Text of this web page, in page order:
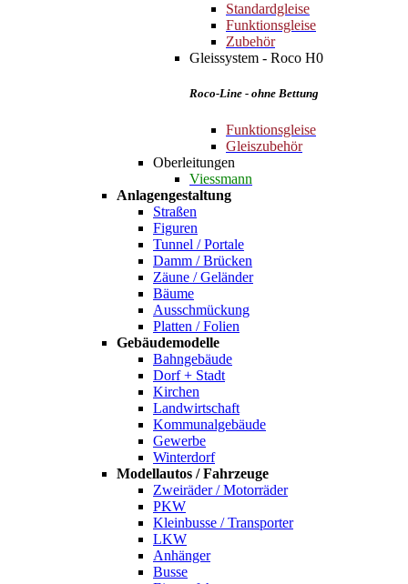
Standardgleise
Funktionsgleise
Zubehör
Gleissystem - Roco H0
Roco-Line - ohne Bettung
Funktionsgleise
Gleiszubehör
Oberleitungen
Viessmann
Anlagengestaltung
Straßen
Figuren
Tunnel / Portale
Damm / Brücken
Zäune / Geländer
Bäume
Ausschmückung
Platten / Folien
Gebäudemodelle
Bahngebäude
Dorf + Stadt
Kirchen
Landwirtschaft
Kommunalgebäude
Gewerbe
Winterdorf
Modellautos / Fahrzeuge
Zweiräder / Motorräder
PKW
Kleinbusse / Transporter
LKW
Anhänger
Busse